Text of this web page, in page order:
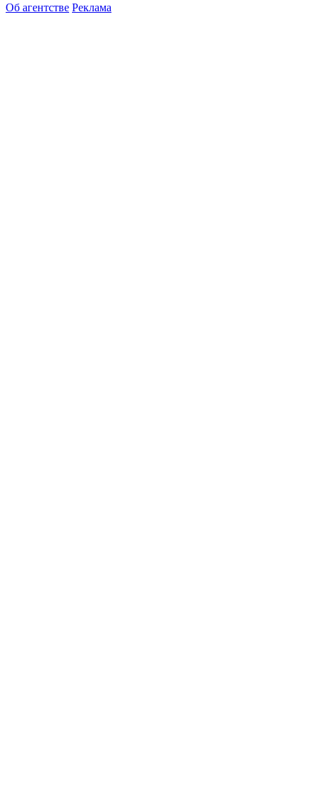
Об агентстве Реклама